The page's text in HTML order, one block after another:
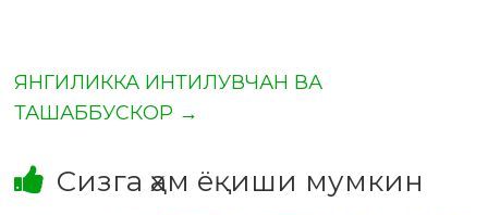
ЯНГИЛИККА ИНТИЛУВЧАН ВА
ТАШАББУСКОР →
Сизга ҳам ёқиши мумкин